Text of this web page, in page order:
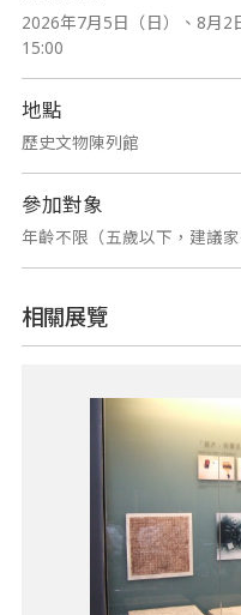
2026年7月5日（日）、8月2
15:00
地點
歷史文物陳列館
參加對象
年齡不限（五歲以下，建議家
相關展覽